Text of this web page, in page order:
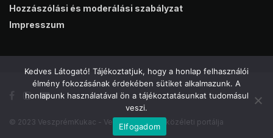
Hozzászólási és moderálási szabályzat
Impresszum
© 2023 VeszprémKukac - Veszprém online közéleti portálja
Kedves Látogató! Tájékoztatjuk, hogy a honlap felhasználói
élmény fokozásának érdekében sütiket alkalmazunk. A
honlapunk használatával ön a tájékoztatásunkat tudomásul
veszi.
Elfogadom